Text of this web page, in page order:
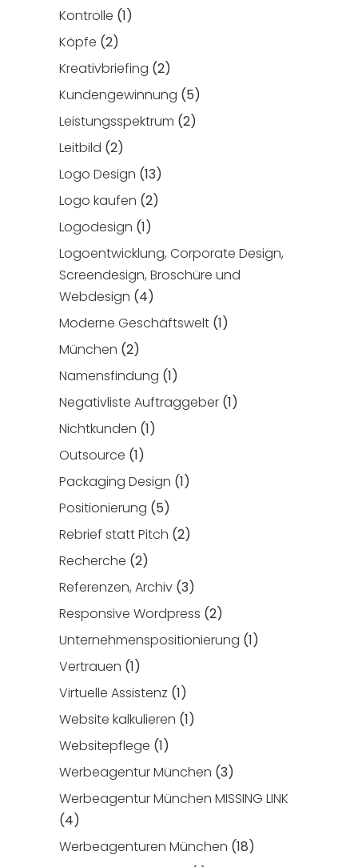
Kontrolle (1)
Köpfe (2)
Kreativbriefing (2)
Kundengewinnung (5)
Leistungsspektrum (2)
Leitbild (2)
Logo Design (13)
Logo kaufen (2)
Logodesign (1)
Logoentwicklung, Corporate Design,
Screendesign, Broschüre und
Webdesign (4)
Moderne Geschäftswelt (1)
München (2)
Namensfindung (1)
Negativliste Auftraggeber (1)
Nichtkunden (1)
Outsource (1)
Packaging Design (1)
Positionierung (5)
Rebrief statt Pitch (2)
Recherche (2)
Referenzen, Archiv (3)
Responsive Wordpress (2)
Unternehmenspositionierung (1)
Vertrauen (1)
Virtuelle Assistenz (1)
Website kalkulieren (1)
Websitepflege (1)
Werbeagentur München (3)
Werbeagentur München MISSING LINK
(4)
Werbeagenturen München (18)